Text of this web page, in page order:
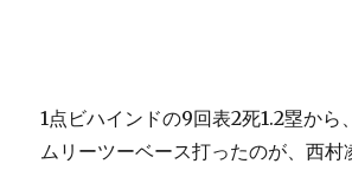
1点ビハインドの9回表2死1.2塁から
ムリーツーベース打ったのが、西村